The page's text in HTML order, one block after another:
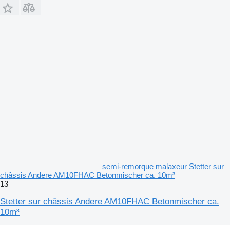
semi-remorque malaxeur Stetter sur
châssis Andere AM10FHAC Betonmischer ca. 10m³
13
Stetter sur châssis Andere AM10FHAC Betonmischer ca.
10m³